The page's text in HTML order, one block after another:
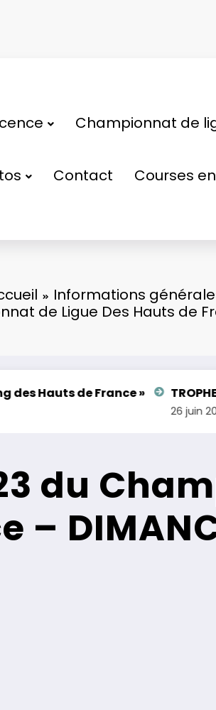
Championnat de
Contact Courses
Informations
de Ligue Des Hauts de
France » TROPHEE DU
du
–